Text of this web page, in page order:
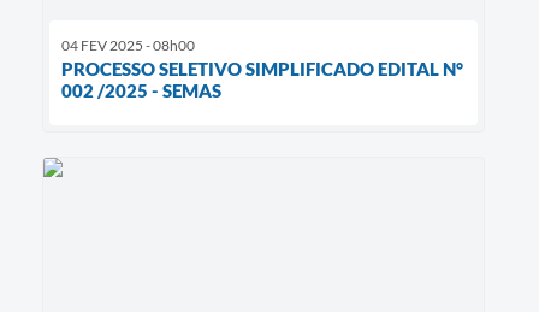
04 FEV 2025 - 08h00
PROCESSO SELETIVO SIMPLIFICADO EDITAL N°
002 /2025 - SEMAS